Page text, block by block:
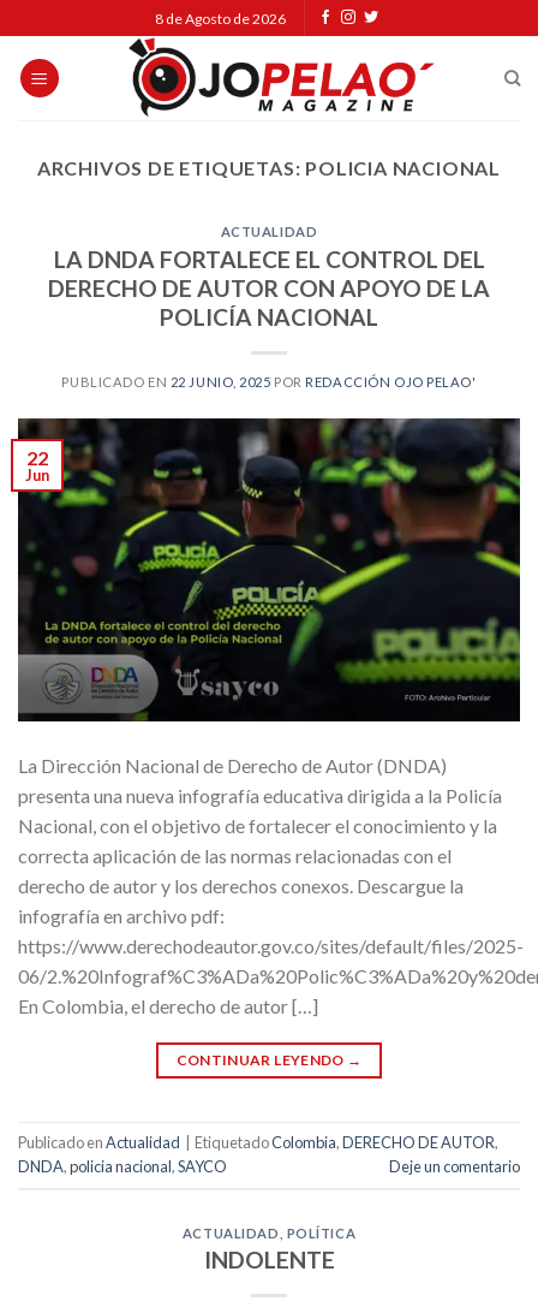
to
content
8 de Agosto de 2026
ARCHIVOS DE ETIQUETAS: POLICIA NACIONAL
ACTUALIDAD
LA DNDA FORTALECE EL CONTROL DEL
DERECHO DE AUTOR CON APOYO DE LA
POLICÍA NACIONAL
PUBLICADO EN 22 JUNIO, 2025 POR REDACCIÓN OJO PELAO'
22
Jun
La Dirección Nacional de Derecho de Autor (DNDA)
presenta una nueva infografía educativa dirigida a la Policía
Nacional, con el objetivo de fortalecer el conocimiento y la
correcta aplicación de las normas relacionadas con el
derecho de autor y los derechos conexos. Descargue la
infografía en archivo pdf:
https://www.derechodeautor.gov.co/sites/default/files/2025-
06/
En Colombia, el derecho de autor […]
CONTINUAR LEYENDO →
Publicado enActualidad EtiquetadoColombia,DERECHO DE AUTOR,
DNDA,policia nacional,SAYCO Deje un comentario
ACTUALIDAD POLÍTICA
INDOLENTE